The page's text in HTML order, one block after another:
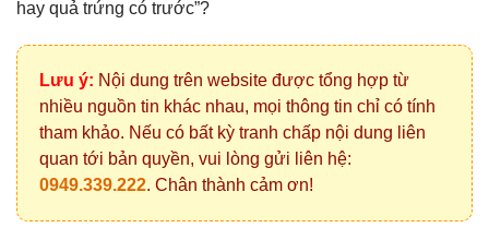
hay quả trứng có trước”?
Lưu ý: Nội dung trên website được tổng hợp từ
nhiều nguồn tin khác nhau, mọi thông tin chỉ có tính
tham khảo. Nếu có bất kỳ tranh chấp nội dung liên
quan tới bản quyền, vui lòng gửi liên hệ:
0949.339.222. Chân thành cảm ơn!